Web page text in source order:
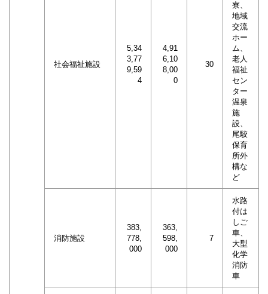
社会福祉施設
5,34
3,77
9,59
4
4,91
6,10
8,00
0
30
寮、
地域
交流
ホー
ム、
老人
福祉
セン
ター
温泉
施
設、
尾駮
保育
所外
構な
ど
消防施設
383,
778,
000
363,
598,
000
7
水路
付は
しご
車、
大型
化学
消防
車